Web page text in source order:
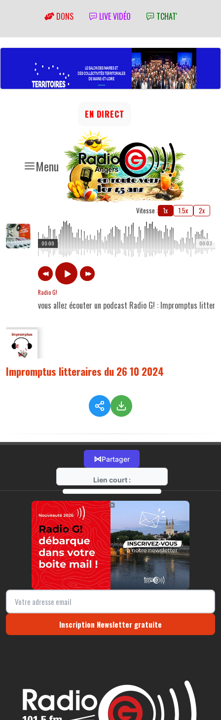
DONS LIVE VIDÉO TCHAT'
Menu
EN DIRECT
Vitesse : 1x 1.5x 2x
00:03
00:00
Radio G!
vous allez écouter un podcast Radio G! : Impromptus
Impromptus litteraires du 26 10 2024
⋈Partager
Lien court :
https://radio-g.fr?15758
⧉
Inscription Newsletter gratuite